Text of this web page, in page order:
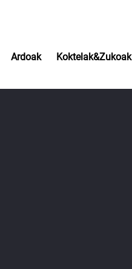
Ardoak Koktelak&Zukoak